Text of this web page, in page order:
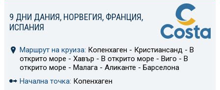
9 ДНИ ДАНИЯ, НОРВЕГИЯ, ФРАНЦИЯ,
ИСПАНИЯ
Маршрут на круиза: Копенхаген - Кристиансанд - В
открито море - Хавър - В открито море - Виго - В
открито море - Малага - Аликанте - Барселона
Начална точка: Копенхаген